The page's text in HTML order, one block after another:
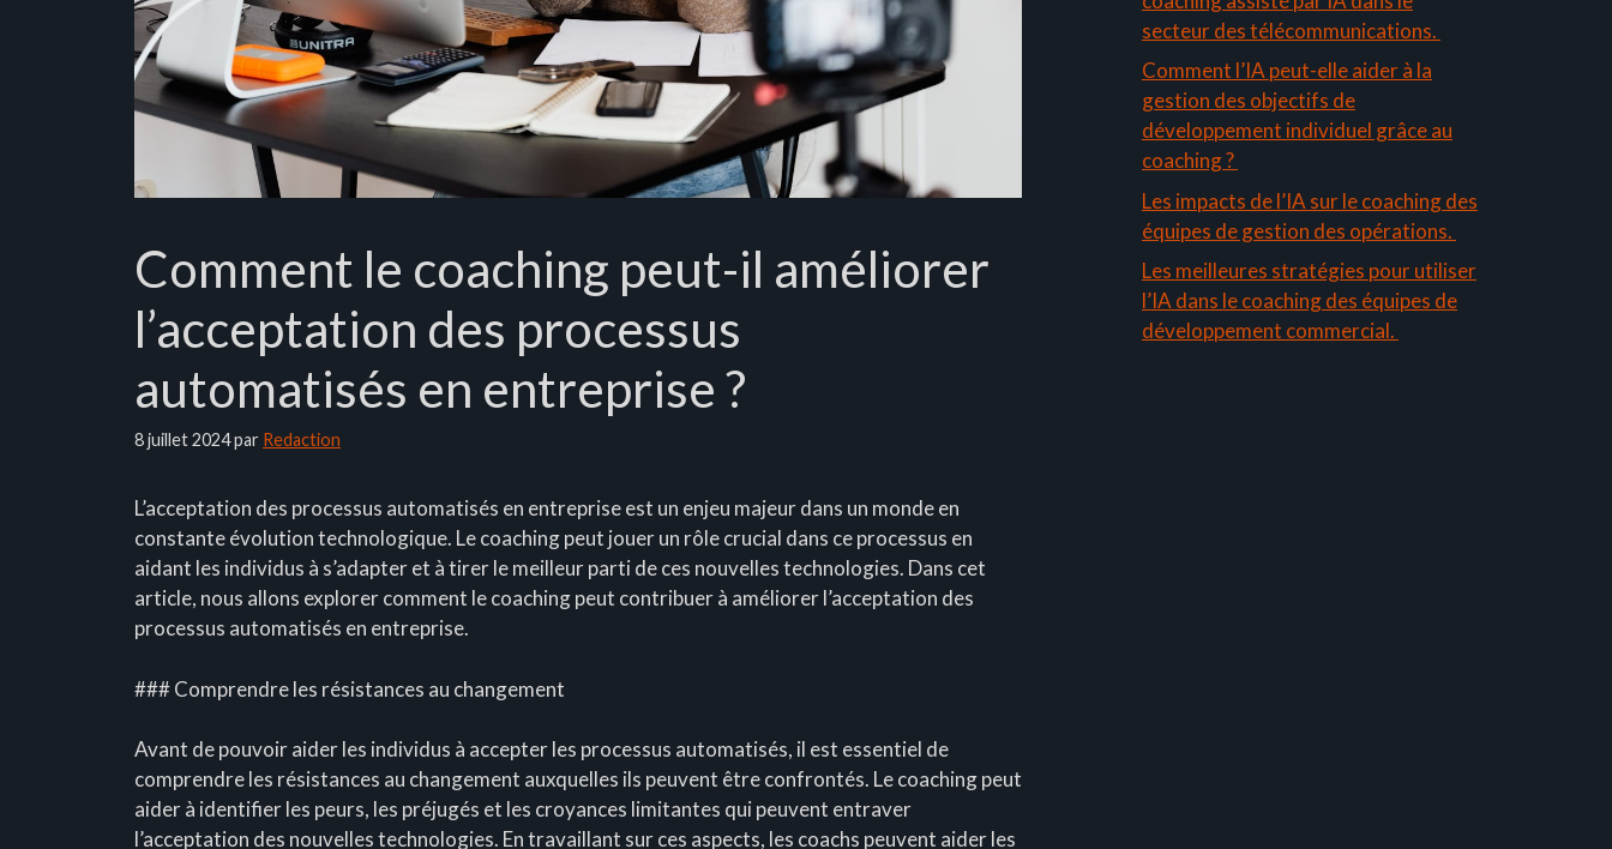
Comment le coaching peut-il améliorer
l’acceptation des processus
automatisés en entreprise ?
8 juillet 2024par Redaction
L’acceptation des processus automatisés en entreprise est un enjeu majeur dans un monde en
constante évolution technologique. Le coaching peut jouer un rôle crucial dans ce processus en
aidant les individus à s’adapter et à tirer le meilleur parti de ces nouvelles technologies. Dans cet
article, nous allons explorer comment le coaching peut contribuer à améliorer l’acceptation des
processus automatisés en entreprise.
### Comprendre les résistances au changement
Avant de pouvoir aider les individus à accepter les processus automatisés, il est essentiel de
comprendre les résistances au changement auxquelles ils peuvent être confrontés. Le coaching peut
aider à identifier les peurs, les préjugés et les croyances limitantes qui peuvent entraver
l’acceptation des nouvelles technologies. En travaillant sur ces aspects, les coachs peuvent aider les
secteur des télécommunications.
Comment l’IA peut-elle aider à la
gestion des objectifs de
développement individuel grâce au
coaching ?
Les impacts de l’IA sur le coaching des
équipes de gestion des opérations.
Les meilleures stratégies pour utiliser
l’IA dans le coaching des équipes de
développement commercial.